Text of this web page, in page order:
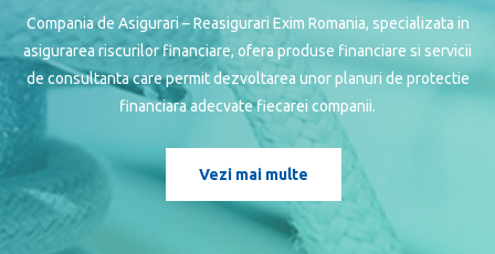
Compania de Asigurari – Reasigurari Exim Romania, specializata in
asigurarea riscurilor financiare, ofera produse financiare si servicii
de consultanta care permit dezvoltarea unor planuri de protectie
financiara adecvate fiecarei companii.
Vezi mai multe